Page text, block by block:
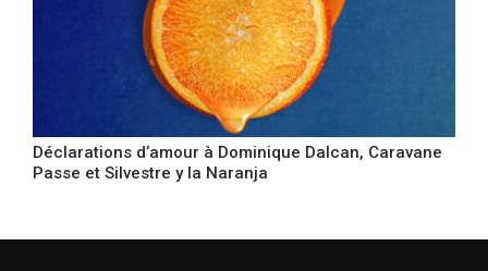
Déclarations d’amour à Dominique Dalcan, Caravane
Passe et Silvestre y la Naranja